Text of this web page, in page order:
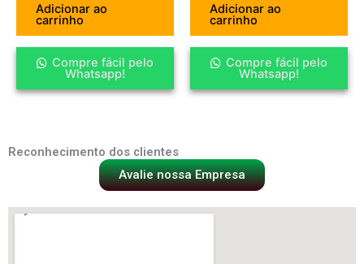
Adicionar ao
carrinho
Compre fácil pelo
Whatsapp!
Adicionar ao
carrinho
Compre fácil pelo
Whatsapp!
Reconhecimento dos clientes
Avalie nossa Empresa